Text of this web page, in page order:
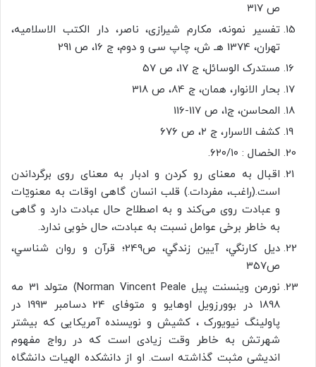
ص ۳۱۷
تفسير نمونه، مکارم شیرازی، ناصر، دار الكتب الاسلاميه‏،
تهران، 1374 هـ ش‏، چاپ سى و دوم، ج ‏16، ص 291
مستدرک الوسائل، ج 17، ص 57
بحار الانوار، همان، ج 84، ص 318
المحاسن، ج1، ص 117-116
کشف الاسرار، ج ۲، ص ۶۷۶
الخصال : ۶۲۰/۱۰.
اقبال به معنای رو کردن و ادبار به معنای روی برگرداندن
است‌.(راغب‌، مفردات‌.) قلب انسان گاهی اوقات به معنویّات
و عبادت روی می‌کند و به اصطلاح حال عبادت دارد و گاهی
به خاطر برخی عوامل نسبت به عبادت‌، حال خوبی ندارد.
ديل کارنگي، آيين زندگي، ص249؛ قرآن و روان شناسي،
ص357
نورمن وینسنت پیل Norman Vincent Peale) متولد 31 مه
1898 در بوورزویل اوهایو و متوفای 24 دسامبر 1993 در
پاولینگ نیویورک ، کشیش و نویسنده آمریکایی که بیشتر
شهرتش به خاطر وقت زیادی است که در رواج مفهوم
اندیشی مثبت گذاشته است. او از دانشکده‌ الهیات دانشگاه